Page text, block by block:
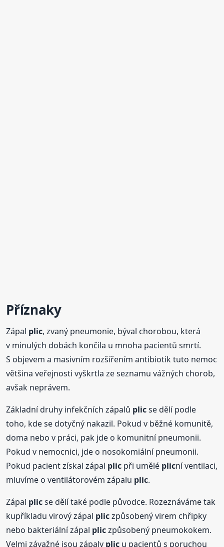
Příznaky
Zápal plic, zvaný pneumonie, býval chorobou, která
v minulých dobách končila u mnoha pacientů smrtí.
S objevem a masivním rozšířením antibiotik tuto nemoc
většina veřejnosti vyškrtla ze seznamu vážných chorob,
avšak neprávem.
Základní druhy infekčních zápalů plicse dělí podle
toho, kde se dotyčný nakazil. Pokud v běžné komunitě,
doma nebo v práci, pak jde o komunitní pneumonii.
Pokud v nemocnici, jde o nosokomiální pneumonii.
Pokud pacient získal zápal plic při umělé plicní ventilaci,
mluvíme o ventilátorovém zápalu plic.
Zápal plicse dělí také podle původce. Rozeznáváme tak
kupříkladu virový zápal pliczpůsobený virem chřipky
nebo bakteriální zápal pliczpůsobený pneumokokem.
Velmi závažné jsou zápaly plic u pacientů s poruchou